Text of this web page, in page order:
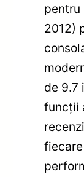
pentru
2012)
de 9.7
funcții